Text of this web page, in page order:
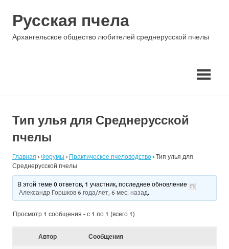
content
Русская пчела
Архангельское общество любителей среднерусской пчелы
Тип улья для Среднерусской
пчелы
Главная ›Форумы › Практическое пчеловодство›Тип улья для
Среднерусской пчелы
В этой теме 0 ответов, 1 участник, последнее обновление
Александр Горшков6 года/лет, 6 мес. назад.
Просмотр 1 сообщения - с 1 по 1 (всего 1)
Автор Сообщения